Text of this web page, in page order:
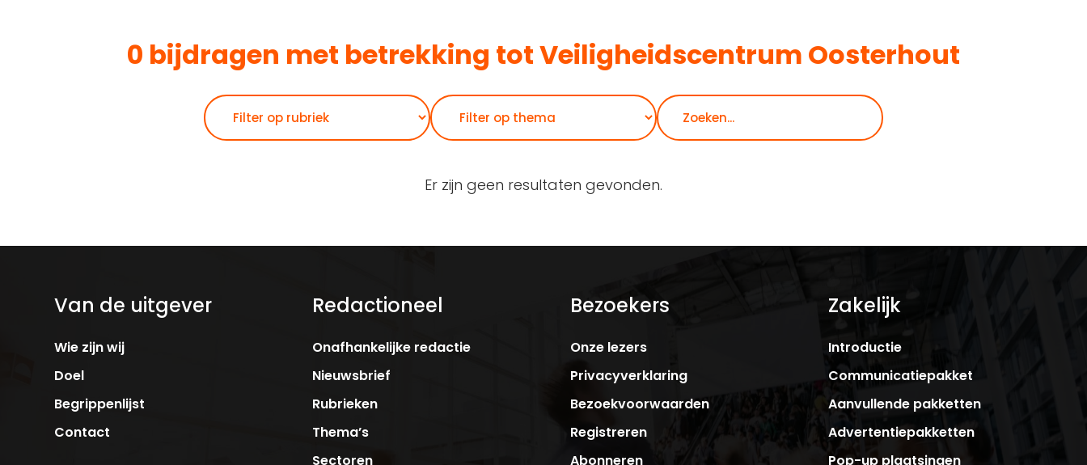
0 bijdragen met betrekking tot Veiligheidscentrum Oosterhout
Er zijn geen resultaten gevonden.
Van de uitgever
Wie zijn wij
Doel
Begrippenlijst
Contact
Redactioneel
Onafhankelijke redactie
Nieuwsbrief
Rubrieken
Thema’s
Sectoren
Bezoekers
Onze lezers
Privacyverklaring
Bezoekvoorwaarden
Registreren
Abonneren
Zakelijk
Introductie
Communicatiepakket
Aanvullende pakketten
Advertentiepakketten
Pop-up plaatsingen